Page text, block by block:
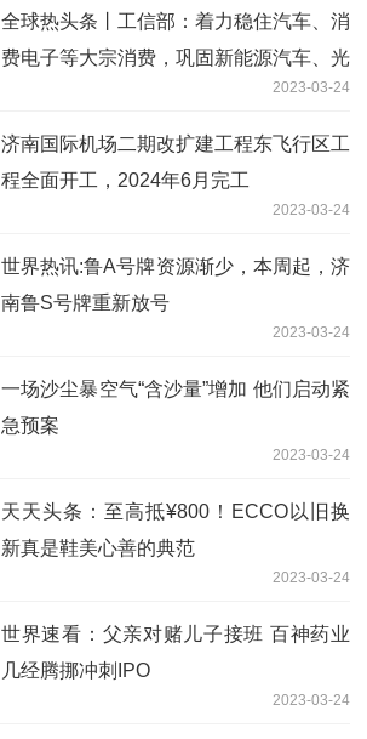
全球热头条丨工信部：着力稳住汽车、消
费电子等大宗消费，巩固新能源汽车、光
伏、移动通信、电力装备等优势产业领先
地位
2023-03-24
济南国际机场二期改扩建工程东飞行区工
程全面开工，2024年6月完工
2023-03-24
世界热讯:鲁A号牌资源渐少，本周起，济
南鲁S号牌重新放号
2023-03-24
一场沙尘暴空气“含沙量”增加 他们启动紧
急预案
2023-03-24
天天头条：至高抵¥800！ECCO以旧换
新真是鞋美心善的典范
2023-03-24
世界速看：父亲对赌儿子接班 百神药业
几经腾挪冲刺IPO
2023-03-24